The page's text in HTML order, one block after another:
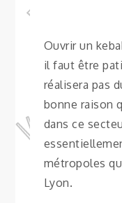
Ouvrir un
il faut être
réalisera pas
bonne raison
dans ce
métropoles
Lyon.